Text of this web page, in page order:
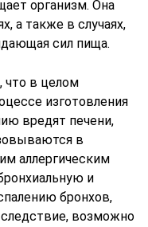
организм. Она
а также в случаях,
сил пища.
что в целом
изготовления
вредят печени,
в
аллергическим
и
бронхов,
возможно